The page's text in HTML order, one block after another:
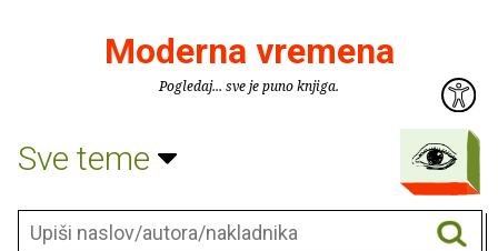
Moderna vremena
Pogledaj... sve je puno knjiga.
Sve teme